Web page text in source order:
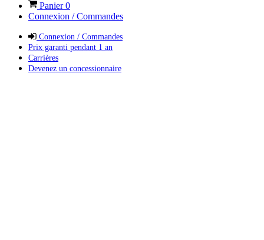
Panier0
Connexion / Commandes
Connexion / Commandes
Prix garanti pendant 1 an
Carrières
Devenez un concessionnaire